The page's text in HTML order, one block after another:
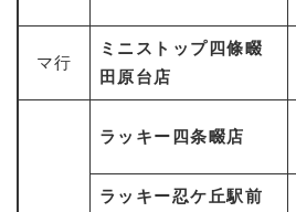
マ行
ミニストップ四條畷
田原台店
ラッキー四条畷店
ラッキー忍ケ丘駅前